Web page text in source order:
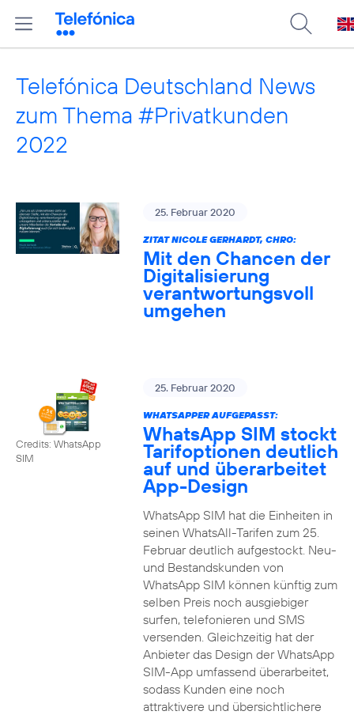
Telefónica Deutschland News
zum Thema #Privatkunden
2022
25. Februar 2020
ZITAT NICOLE GERHARDT, CHRO:
Mit den Chancen der
Digitalisierung
verantwortungsvoll
umgehen
Credits: WhatsApp
SIM
25. Februar 2020
WHATSAPPER AUFGEPASST:
WhatsApp SIM stockt
Tarifoptionen deutlich
auf und überarbeitet
App-Design
WhatsApp SIM hat die Einheiten in
seinen WhatsAll-Tarifen zum 25.
Februar deutlich aufgestockt. Neu-
und Bestandskunden von
WhatsApp SIM können künftig zum
selben Preis noch ausgiebiger
surfen, telefonieren und SMS
versenden. Gleichzeitig hat der
Anbieter das Design der WhatsApp
SIM-App umfassend überarbeitet,
sodass Kunden eine noch
attraktivere und übersichtlichere